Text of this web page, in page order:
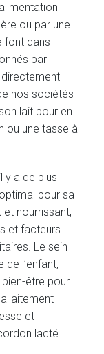
ou par une
font dans
par
directement
nos sociétés
lait pour en
ou une tasse à
y a de plus
pour sa
et nourrissant,
et facteurs
Le sein
de l’enfant,
être pour
et
lacté.